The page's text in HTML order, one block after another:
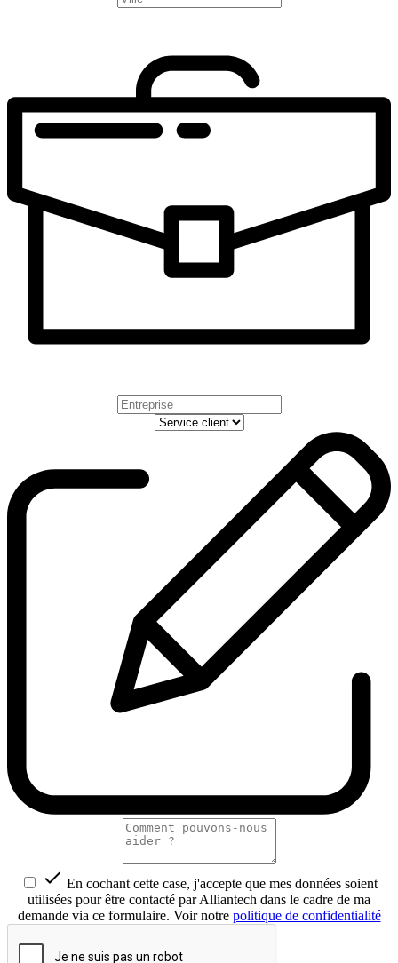
 En cochant cette case, j'accepte que mes données soient
utilisées pour être contacté par Alliantech dans le cadre de ma
demande via ce formulaire. Voir notre politique de confidentialité